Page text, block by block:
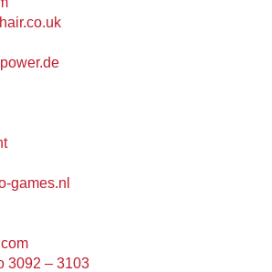
games.nl
3092 – 3103